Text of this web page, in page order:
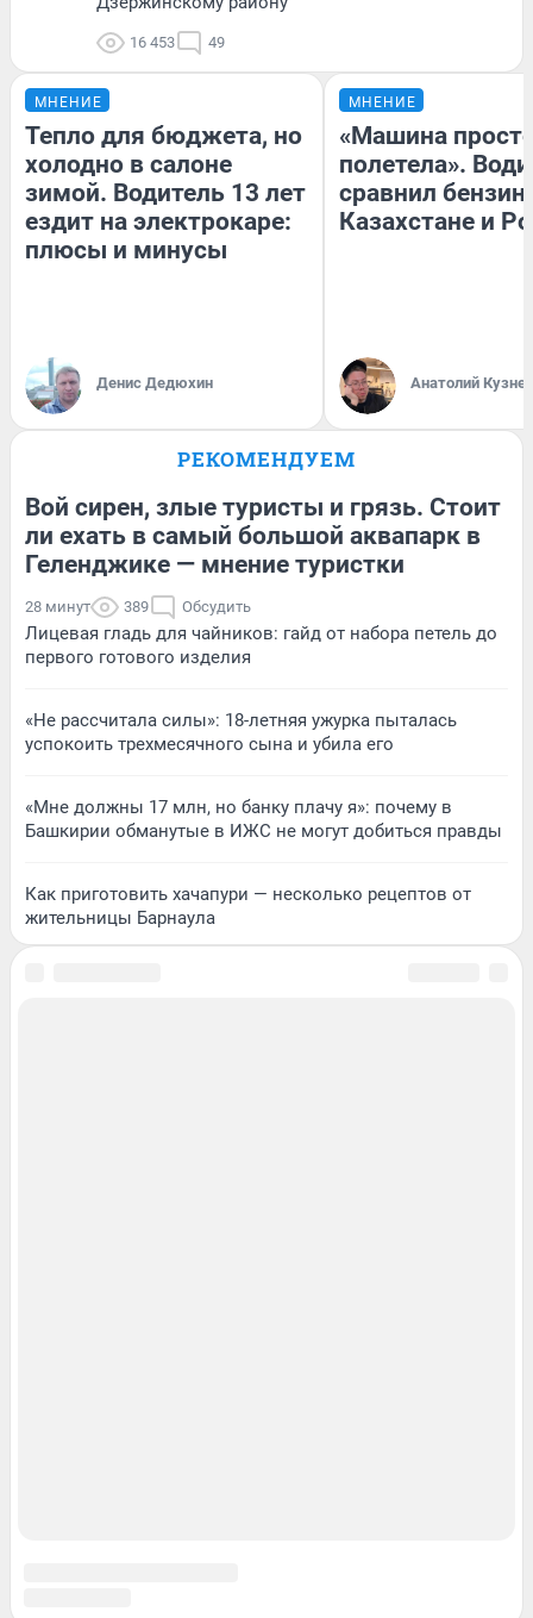
16 453 49
МНЕНИЕ
Тепло для бюджета, но
холодно в салоне
зимой. Водитель 13 лет
ездит на электрокаре:
плюсы и минусы
Денис Дедюхин
МНЕНИЕ
«Машина
полетела».
сравнил бензин
Казахстане и
Анатолий
РЕКОМЕНДУЕМ
Вой сирен, злые туристы и грязь. Стоит
ли ехать в самый большой аквапарк в
Геленджике — мнение туристки
28 минут 389 Обсудить
Лицевая гладь для чайников: гайд от набора петель до
первого готового изделия
«Не рассчитала силы»: 18-летняя ужурка пыталась
успокоить трехмесячного сына и убила его
«Мне должны 17 млн, но банку плачу я»: почему в
Башкирии обманутые в ИЖС не могут добиться правды
Как приготовить хачапури — несколько рецептов от
жительницы Барнаула